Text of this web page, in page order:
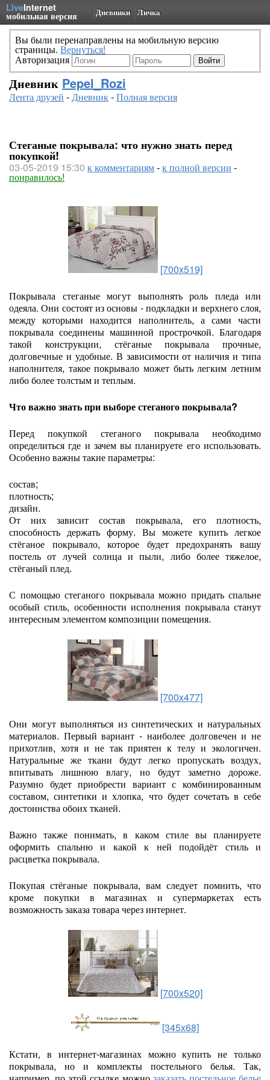
LiveInternet
мобильная версия Дневники Личка
Вы были перенаправлены на мобильную версию
страницы. Вернуться!
Авторизация
Дневник Pepel_Rozi
Лента друзей -Дневник-Полная версия
Стеганые покрывала: что нужно знать перед
покупкой!
03-05-2019 15:30 к комментариям-к полной версии -
понравилось!
[700x519]
Покрывала стеганые могут выполнять роль пледа или
одеяла. Они состоят из основы - подкладки и верхнего слоя,
между которыми находится наполнитель, а сами части
покрывала соединены машинной прострочкой. Благодаря
такой конструкции, стёганые покрывала прочные,
долговечные и удобные. В зависимости от наличия и типа
наполнителя, такое покрывало может быть легким летним
либо более толстым и теплым.
Что важно знать при выборе стеганого покрывала?
Перед покупкой стеганого покрывала необходимо
определиться где и зачем вы планируете его использовать.
Особенно важны такие параметры:
состав;
плотность;
дизайн.
От них зависит состав покрывала, его плотность,
способность держать форму. Вы можете купить легкое
стёганое покрывало, которое будет предохранять вашу
постель от лучей солнца и пыли, либо более тяжелое,
стёганый плед.
С помощью стеганого покрывала можно придать спальне
особый стиль, особенности исполнения покрывала станут
интересным элементом композиции помещения.
[700x477]
Они могут выполняться из синтетических и натуральных
материалов. Первый вариант - наиболее долговечен и не
прихотлив, хотя и не так приятен к телу и экологичен.
Натуральные же ткани будут легко пропускать воздух,
впитывать лишнюю влагу, но будут заметно дороже.
Разумно будет приобрести вариант с комбинированным
составом, синтетики и хлопка, что будет сочетать в себе
достоинства обоих тканей.
Важно также понимать, в каком стиле вы планируете
оформить спальню и какой к ней подойдёт стиль и
расцветка покрывала.
Покупая стёганые покрывала, вам следует помнить, что
кроме покупки в магазинах и супермаркетах есть
возможность заказа товара через интернет.
[700x520]
[345x68]
Кстати, в интернет-магазинах можно купить не только
покрывала, но и комплекты постельного белья. Так,